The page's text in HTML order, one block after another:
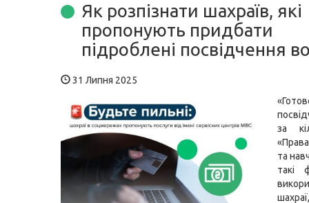
Як розпізнати шахраїв, які
пропонують придбати
підроблені посвідчення
31 Липня 2025
за
та
такі